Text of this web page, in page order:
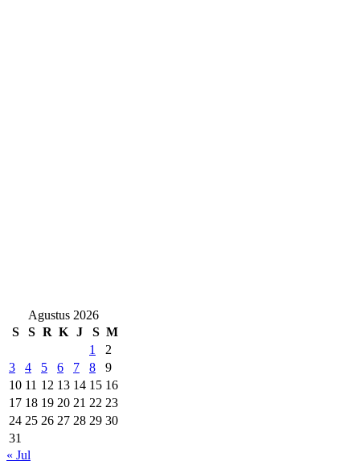
Agustus 2026
S
S R K J S M
1
2
3
4 5 6 7 8
9
10 11 12 13 14 15 16
17 18 19 20 21 22 23
24 25 26 27 28 29 30
31
« Jul